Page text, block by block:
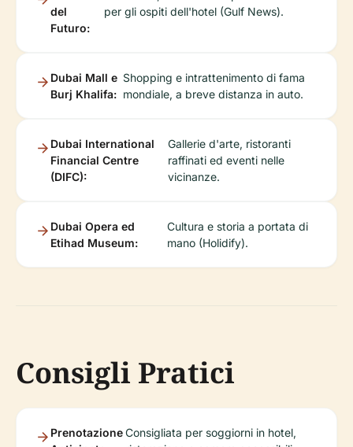
del
Futuro:
per gli ospiti dell'hotel (Gulf News).
Dubai Mall e
Burj Khalifa:
Shopping e intrattenimento di fama
mondiale, a breve distanza in auto.
Dubai International
Financial Centre
(DIFC):
Gallerie d'arte, ristoranti
raffinati ed eventi nelle
vicinanze.
Dubai Opera ed
Etihad Museum:
Cultura e storia a portata di
mano (Holidify).
Consigli Pratici
PrenotazioneConsigliata per soggiorni in hotel,